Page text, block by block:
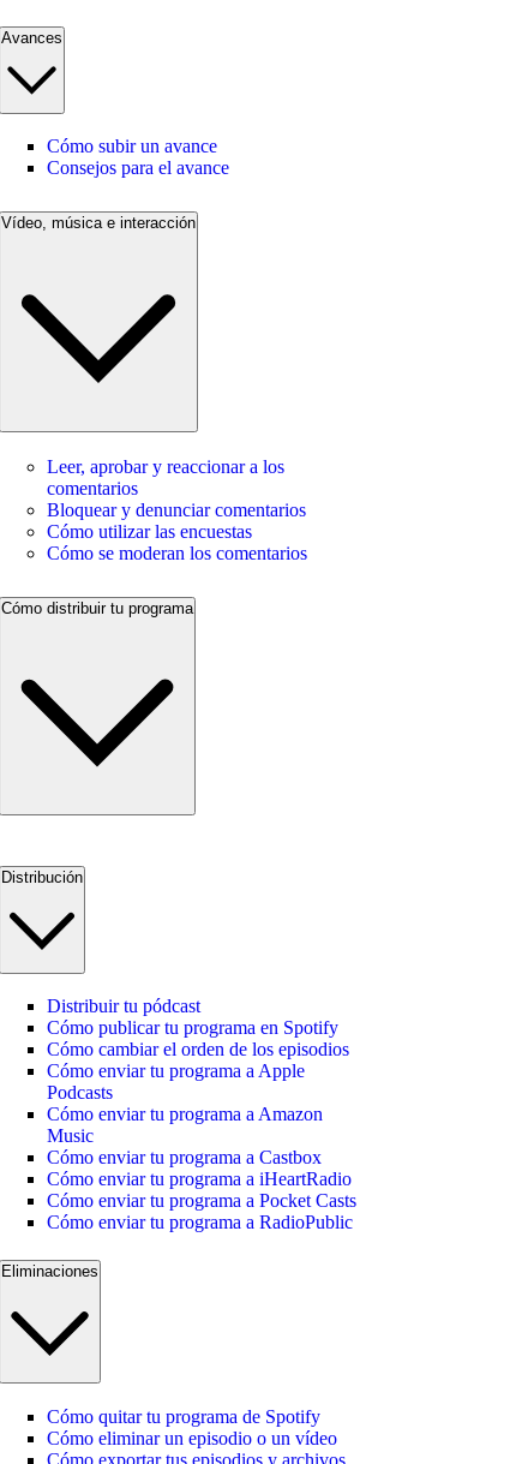
Avances
Cómo subir un avance
Consejos para el avance
Vídeo, música e interacción
Leer, aprobar y reaccionar a los
comentarios
Bloquear y denunciar comentarios
Cómo utilizar las encuestas
Cómo se moderan los comentarios
Cómo distribuir tu programa
Distribución
Distribuir tu pódcast
Cómo publicar tu programa en Spotify
Cómo cambiar el orden de los episodios
Cómo enviar tu programa a Apple
Podcasts
Cómo enviar tu programa a Amazon
Music
Cómo enviar tu programa a Castbox
Cómo enviar tu programa a iHeartRadio
Cómo enviar tu programa a Pocket Casts
Cómo enviar tu programa a RadioPublic
Eliminaciones
Cómo quitar tu programa de Spotify
Cómo eliminar un episodio o un vídeo
Cómo exportar tus episodios y archivos